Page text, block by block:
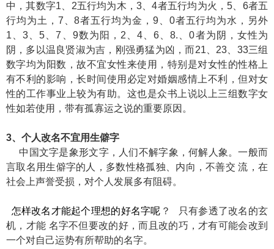
中，其数字1、2五行均为木，3、4者五行均为火，5、6者五
行均为土，7、8者五行均为金，9、0者五行均为水，另外
1、3、5、7、9数为阳，2、4、6、8.、0者为阴，女性为
阴，多以温良贤淑为吉，刚强勇猛为凶，而21、23、33三组
数字均为阳数，故不宜女性来使用，特别是对女性的性格上
有不利的影响，长时间使用必定对婚姻感情上不利，但对女
性的工作事业上较为有助。这也是众书上说以上三组数字女
性如若使用，带有孤寡运之说的重要原因。
3、个人改名不宜用生僻字
中国文字是象形文字，人们不解字象，何解人象。一般而
言取名用生僻字的人，多数性格孤独、内向，不善交 流，在
社会上声誉受损，对个人发展多有阻碍。
怎样改名才能起个理想的好名字呢 ？ 只有参透了改名的玄
机，才能 名字不但要改的好，而且改的巧，才有可能会改到
一个对自己运势有所帮助的名字。